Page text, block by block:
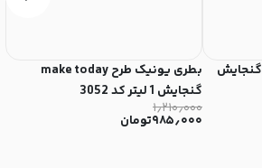
بطری آب یونیک کد 3058 گنجایش
بطری یونیک طرح make today
گنجایش 1 لیتر کد 3052
۱٫۲۱۰٫۰۰۰
۹۸۵٫۰۰۰تومان